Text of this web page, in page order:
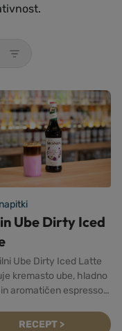
Ube Dirty Iced
Ube Dirty Iced Latte
kremasto ube, hladno
aromatičen espresso.
v le nekaj korakih!
RECEPT >